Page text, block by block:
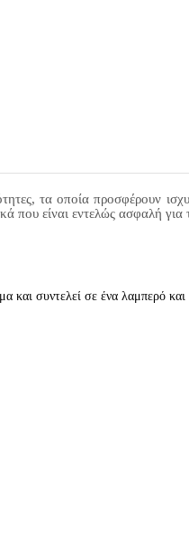
τα οποία προσφέρουν
που είναι εντελώς ασφαλή
και συντελεί σε ένα λαμπερό